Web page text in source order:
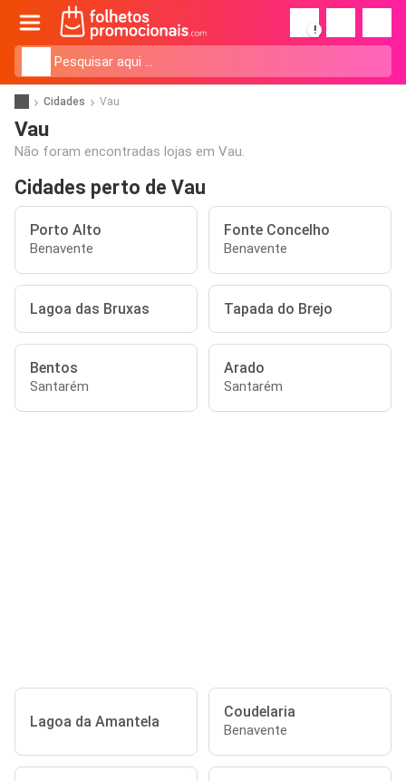
!
Cidades Vau
Vau
Não foram encontradas lojas em Vau.
Cidades perto de Vau
Porto Alto
Benavente
Fonte Concelho
Benavente
Lagoa das Bruxas Tapada do Brejo
Bentos
Santarém
Arado
Santarém
Lagoa da Amantela
Coudelaria
Benavente